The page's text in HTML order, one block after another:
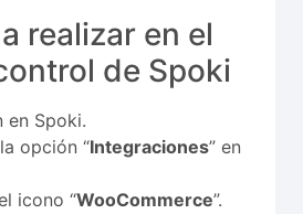
realizar en el
de Spoki
en Spoki.
opción “Integraciones” en
icono “WooCommerce”.